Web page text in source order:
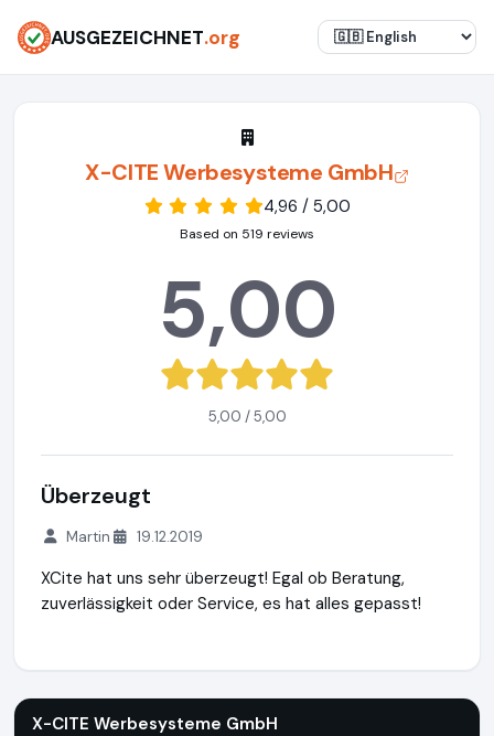
AUSGEZEICHNET.org
X-CITE Werbesysteme GmbH
4,96 / 5,00
Based on 519 reviews
5,00
5,00 / 5,00
Überzeugt
Martin 19.12.2019
XCite hat uns sehr überzeugt! Egal ob Beratung,
zuverlässigkeit oder Service, es hat alles gepasst!
X-CITE Werbesysteme GmbH